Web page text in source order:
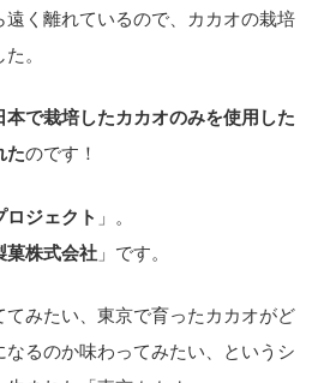
遠く離れているので、カカオの栽培
。
本で栽培したカカオのみを使用した
たのです！
ロジェクト 」。
菓株式会社 」です。
てみたい、東京で育ったカカオがど
るのか味わってみたい、というシ